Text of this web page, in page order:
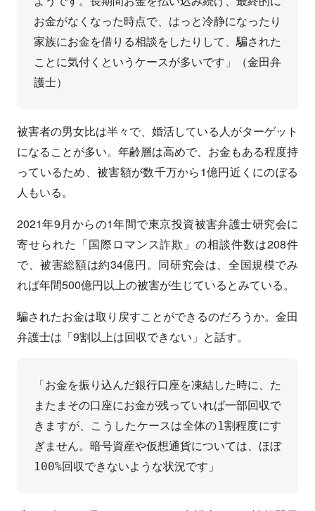
お金がなくなった時点で、はっと冷静になったり
家族にお金を借りる相談をしたりして、騙された
ことに気付くというケースが多いです」（金田弁
護士）
被害者の男女比は半々で、婚活している人がターゲット
になることが多い。年齢層は高めで、お金もある程度持
っているため、被害額が数千万から1億円近くにのぼる
人もいる。
2021年9月からの1年間で東京投資被害弁護士研究会に
寄せられた「国際ロマンス詐欺」の相談件数は208件
で、被害総額は約34億円。同研究会は、全国規模でみ
れば年間500億円以上の被害が生じているとみている。
騙されたお金は取り戻すことができるのだろうか。金田
弁護士は「9割以上は回収できない」と話す。
「お金を振り込んだ銀行口座を凍結した時に、た
またまその口座にお金が残っていれば一部回収で
きますが、こうしたケースは全体の1割程度にす
ぎません。暗号資産や仮想通貨については、ほぼ
100%回収できないような状況です」